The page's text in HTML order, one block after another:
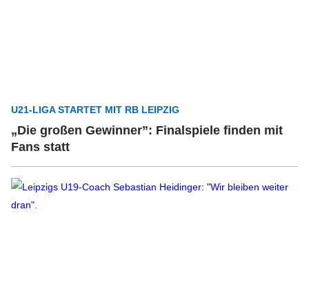
U21-LIGA STARTET MIT RB LEIPZIG
„Die großen Gewinner”: Finalspiele finden mit
Fans statt